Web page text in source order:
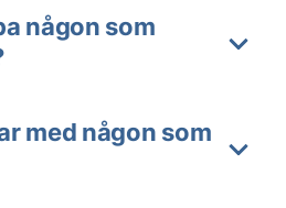
någon som
med någon som